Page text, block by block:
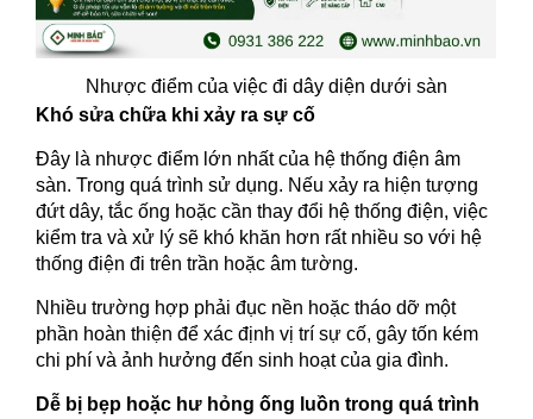
Nhược điểm của việc đi dây diện dưới sàn
Khó sửa chữa khi xảy ra sự cố
Đây là nhược điểm lớn nhất của hệ thống điện âm
sàn. Trong quá trình sử dụng. Nếu xảy ra hiện tượng
đứt dây, tắc ống hoặc cần thay đổi hệ thống điện, việc
kiểm tra và xử lý sẽ khó khăn hơn rất nhiều so với hệ
thống điện đi trên trần hoặc âm tường.
Nhiều trường hợp phải đục nền hoặc tháo dỡ một
phần hoàn thiện để xác định vị trí sự cố, gây tốn kém
chi phí và ảnh hưởng đến sinh hoạt của gia đình.
Dễ bị bẹp hoặc hư hỏng ống luồn trong quá trình